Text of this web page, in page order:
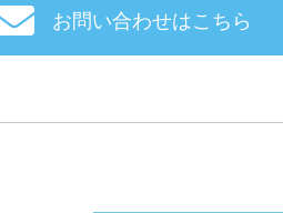
お問い合わせはこちら